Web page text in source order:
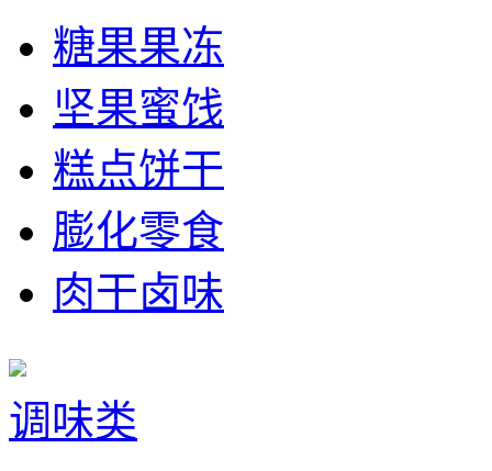
糖果果冻
坚果蜜饯
糕点饼干
膨化零食
肉干卤味
调味类